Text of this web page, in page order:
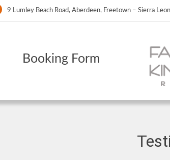
9 Lumley Beach Road, Aberdeen, Freetown – Sierra
Booking Form